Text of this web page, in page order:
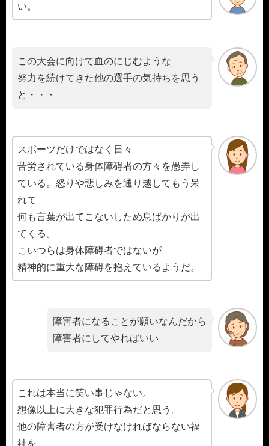
い。
この大会に向けて血のにじむような
努力を続けてきた他の選手の気持ちを思う
と・・・
スポーツだけではなく日々
苦労されている身体障碍者の方々を愚弄し
ている。怒りや悲しみを通り越してもう呆
れて
何も言葉が出てこないしため息ばかりが出
てくる。
こいつらは身体障碍者ではないが
精神的に重大な障碍を抱えているようだ。
障害者になることが願いなんだから
障害者にしてやればいい
これは本当に笑い事じゃない。
想像以上に大きな犯罪行為だと思う。
他の障害者の方が受けなければならない福
祉を